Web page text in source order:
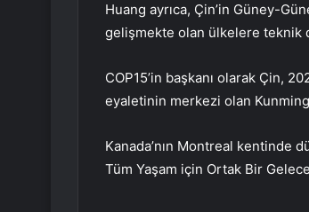
Huang ayrıca, Çin’in Güney-
gelişmekte olan ülkelere teknik
COP15’in başkanı olarak Çin,
eyaletinin merkezi olan
Kanada’nın Montreal kentinde
Tüm Yaşam için Ortak Bir